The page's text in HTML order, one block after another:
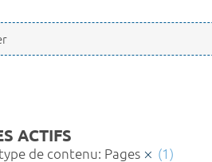
ACTIFS
de contenu: Pages
(1)